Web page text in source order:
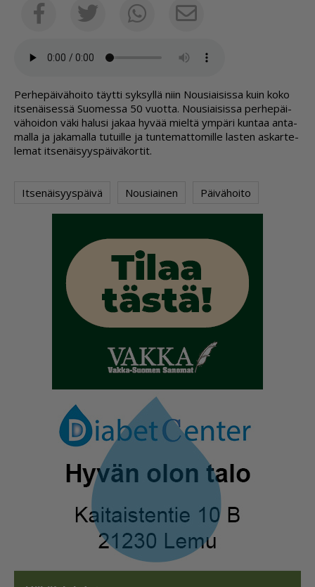
FacebookTwitterWhatsappSähköposti
Per­he­päi­vä­hoi­to täyt­ti syk­syl­lä niin Nou­si­ai­sis­sa kuin koko
it­se­näi­ses­sä Suo­mes­sa 50 vuot­ta. Nou­si­ai­sis­sa per­he­päi­
vä­hoi­don väki ha­lu­si ja­kaa hy­vää miel­tä ym­pä­ri kun­taa an­ta­
mal­la ja ja­ka­mal­la tu­tuil­le ja tun­te­mat­to­mil­le las­ten as­kar­te­
le­mat it­se­näi­syys­päi­vä­kor­tit.
Itsenäisyyspäivä Nousiainen Päivähoito